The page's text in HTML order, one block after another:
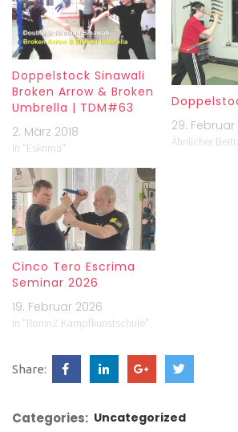
Doppelstock Sinawali
Broken Arrow & Broken
Umbrella | TDM#63
2. März 2018
In "Eskrima"
29. Februar
Ähnlicher
Cinco Tero Escrima
Seminar 2026
19. Februar 2026
In "RoninZ Kampfkunstschule"
Share:
Categories: Uncategorized